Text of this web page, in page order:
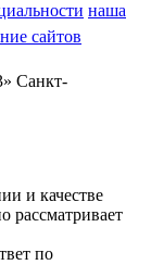
наша
сайтов
Санкт-
и качестве
рассматривает
по